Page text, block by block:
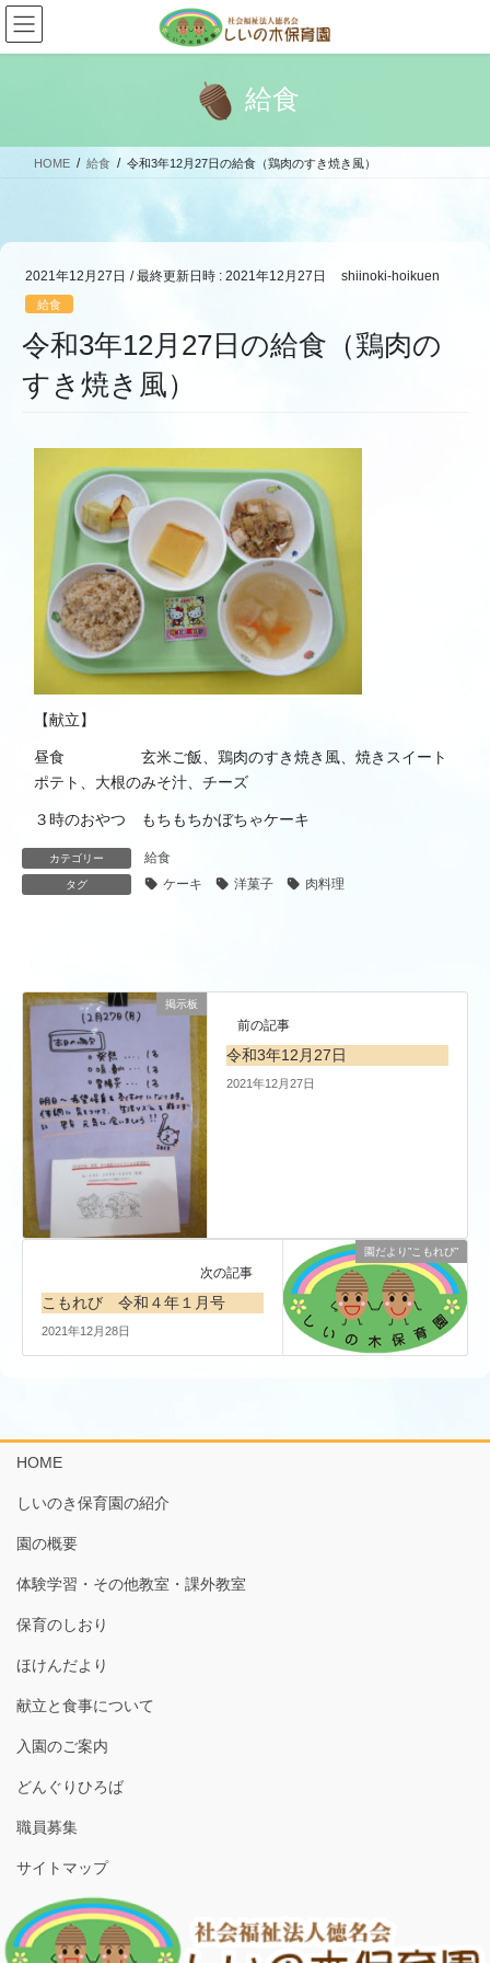
コ
ン
テ
ス
ナ
ビ
ゲ
ン
給食
HOME 給食 令和3年12月27日の給食（鶏肉のすき焼き風）
2021年12月27日 / 最終更新日時 : 2021年12月27日 shiinoki-hoikuen
給食
令和3年12月27日の給食（鶏肉の
すき焼き風）
【献立】
昼食 玄米ご飯、鶏肉のすき焼き風、焼きスイート
ポテト、大根のみそ汁、チーズ
３時のおやつ もちもちかぼちゃケーキ
カテゴリー 給食
タグ ケーキ 洋菓子 肉料理
掲示板
前の記事
令和3年12月27日
2021年12月27日
園だより”こもれび”
次の記事
こもれび 令和４年１月号
2021年12月28日
HOME
しいのき保育園の紹介
園の概要
体験学習・その他教室・課外教室
保育のしおり
ほけんだより
献立と食事について
入園のご案内
どんぐりひろば
職員募集
サイトマップ